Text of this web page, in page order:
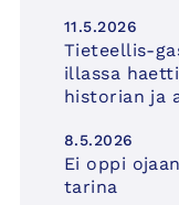
11.5.2026
Tieteellis-
illassa
historian ja
8.5.2026
Ei oppi
tarina